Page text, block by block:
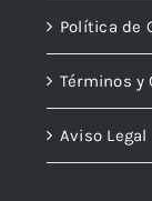
Política de
Términos y
Aviso Legal